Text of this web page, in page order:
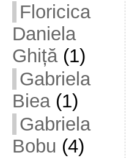
Floricica
Daniela
Ghiță(1)
Gabriela
Biea(1)
Gabriela
Bobu (4)